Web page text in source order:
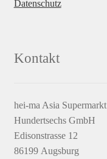
Datenschutz
Kontakt
hei-ma Asia Supermarkt
Hundertsechs GmbH
Edisonstrasse 12
86199 Augsburg